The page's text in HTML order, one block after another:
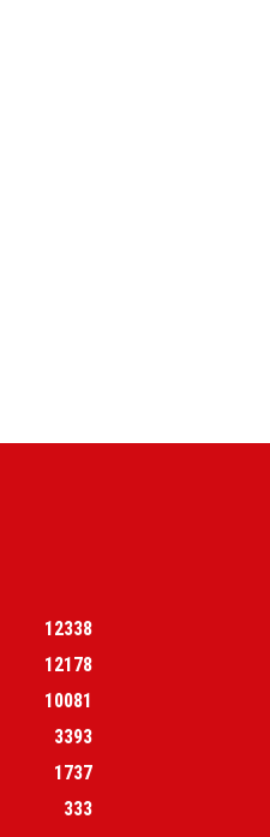
12338
12178
10081
3393
1737
333